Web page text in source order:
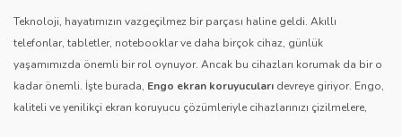
Gönder
Teknoloji, hayatımızın vazgeçilmez bir parçası haline geldi. Akıllı
telefonlar, tabletler, notebooklar ve daha birçok cihaz, günlük
yaşamımızda önemli bir rol oynuyor. Ancak bu cihazları korumak da bir o
kadar önemli. İşte burada, Engo ekran koruyucuları devreye giriyor. Engo,
kaliteli ve yenilikçi ekran koruyucu çözümleriyle cihazlarınızı çizilmelere,